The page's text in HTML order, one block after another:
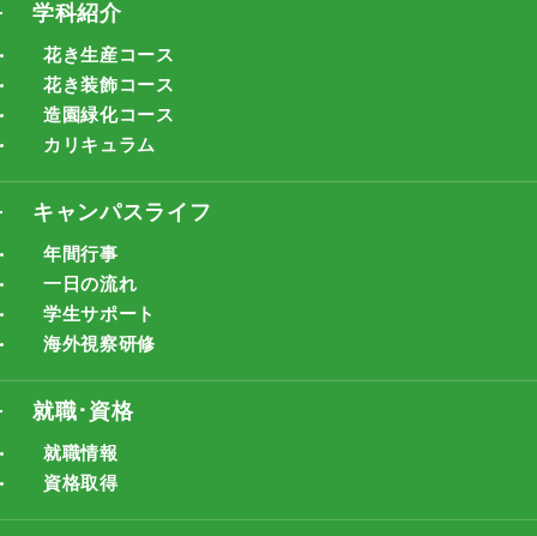
学科紹介
花き生産コース
花き装飾コース
造園緑化コース
カリキュラム
キャンパスライフ
年間行事
一日の流れ
学生サポート
海外視察研修
就職･資格
就職情報
資格取得